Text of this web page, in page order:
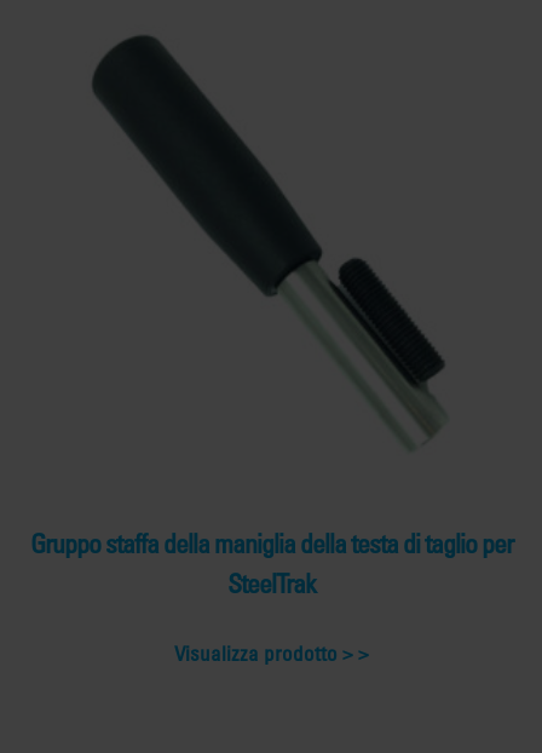
Gruppo staffa della maniglia della testa di taglio per
SteelTrak
Visualizza prodotto >